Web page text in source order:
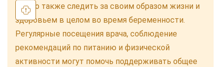
Важно также следить за своим образом жизни и
здоровьем в целом во время беременности.
Регулярные посещения врача, соблюдение
рекомендаций по питанию и физической
активности могут помочь поддерживать общее